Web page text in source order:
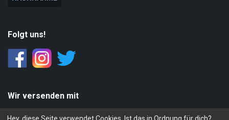
Folgt uns!
Wir versenden mit